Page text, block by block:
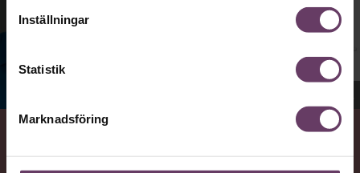
Inställningar
Statistik
Marknadsföring